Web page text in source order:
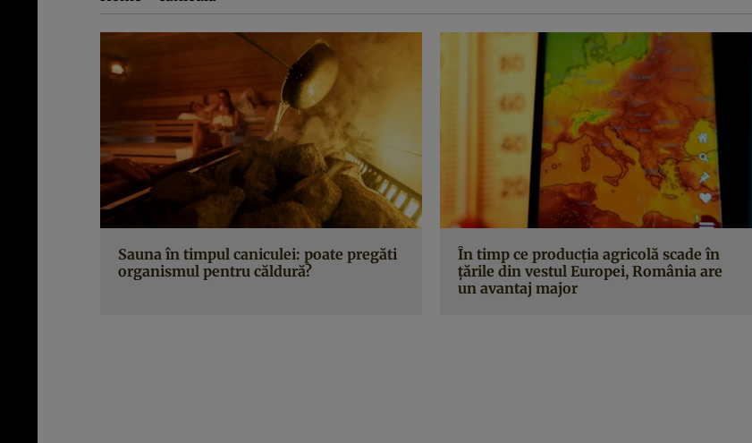
Sauna în timpul caniculei: poate pregăti
organismul pentru căldură?
În timp ce producția agricolă scade în
țările din vestul Europei, România are
un avantaj major